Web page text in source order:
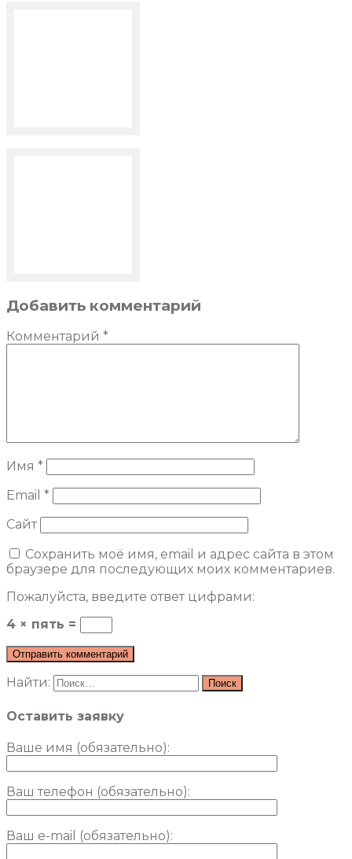
Добавить комментарий
Комментарий *
Имя *
Email *
Сайт
Сохранить моё имя, email и адрес сайта в этом
браузере для последующих моих комментариев.
Пожалуйста, введите ответ цифрами:
4 × пять =
Найти:
Оставить заявку
Ваше имя (обязательно):
Ваш телефон (обязательно):
Ваш e-mail (обязательно):